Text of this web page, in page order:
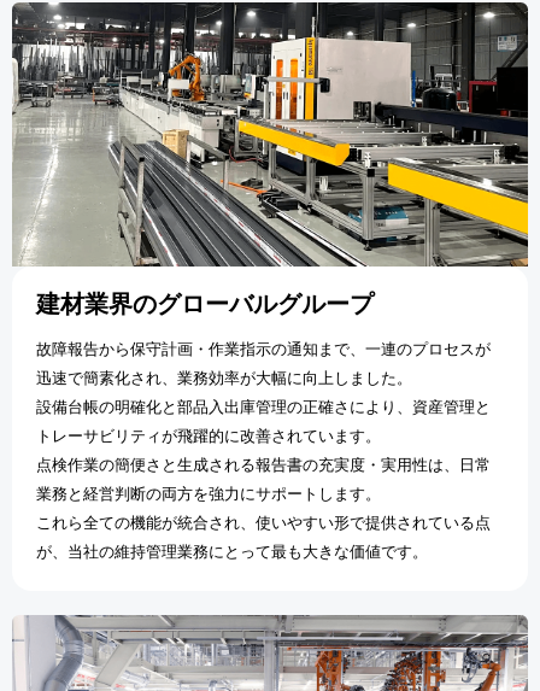
建材業界のグローバルグループ
故障報告から保守計画・作業指示の通知まで、一連のプロセスが
迅速で簡素化され、業務効率が大幅に向上しました。
設備台帳の明確化と部品入出庫管理の正確さにより、資産管理と
トレーサビリティが飛躍的に改善されています。
点検作業の簡便さと生成される報告書の充実度・実用性は、日常
業務と経営判断の両方を強力にサポートします。
これら全ての機能が統合され、使いやすい形で提供されている点
が、当社の維持管理業務にとって最も大きな価値です。